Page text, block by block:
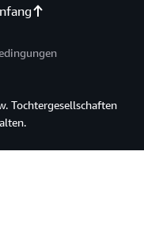
Tochtergesellschaften